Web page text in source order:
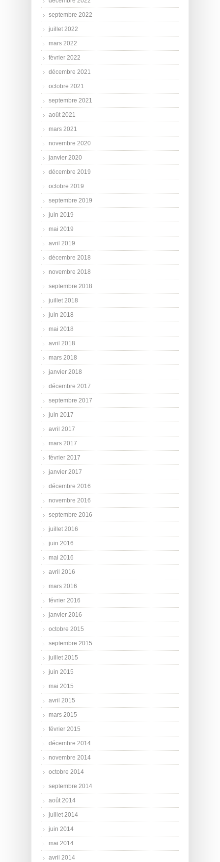
septembre 2022
juillet 2022
mars 2022
février 2022
décembre 2021
octobre 2021
septembre 2021
août 2021
mars 2021
novembre 2020
janvier 2020
décembre 2019
octobre 2019
septembre 2019
juin 2019
mai 2019
avril 2019
décembre 2018
novembre 2018
septembre 2018
juillet 2018
juin 2018
mai 2018
avril 2018
mars 2018
janvier 2018
décembre 2017
septembre 2017
juin 2017
avril 2017
mars 2017
février 2017
janvier 2017
décembre 2016
novembre 2016
septembre 2016
juillet 2016
juin 2016
mai 2016
avril 2016
mars 2016
février 2016
janvier 2016
octobre 2015
septembre 2015
juillet 2015
juin 2015
mai 2015
avril 2015
mars 2015
février 2015
décembre 2014
novembre 2014
octobre 2014
septembre 2014
août 2014
juillet 2014
juin 2014
mai 2014
avril 2014